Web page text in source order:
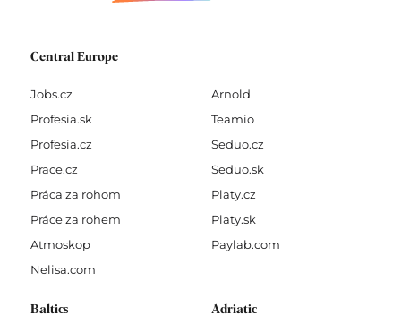
Central Europe
Jobs.cz
Profesia.sk
Profesia.cz
Prace.cz
Práca za rohom
Práce za rohem
Atmoskop
Nelisa.com
Arnold
Teamio
Seduo.cz
Seduo.sk
Platy.cz
Platy.sk
Paylab.com
Baltics Adriatic